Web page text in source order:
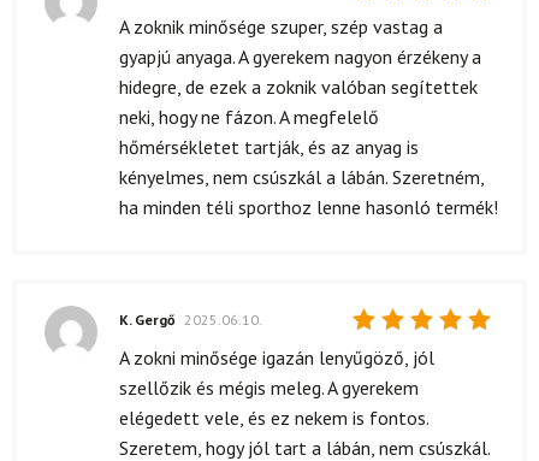
Értékelés:
5
/ 5
A zoknik minősége szuper, szép vastag a
gyapjú anyaga. A gyerekem nagyon érzékeny a
hidegre, de ezek a zoknik valóban segítettek
neki, hogy ne fázon. A megfelelő
hőmérsékletet tartják, és az anyag is
kényelmes, nem csúszkál a lábán. Szeretném,
ha minden téli sporthoz lenne hasonló termék!
Értékelés:
5/ 5
K. Gergő 2025.06.10.
A zokni minősége igazán lenyűgöző, jól
szellőzik és mégis meleg. A gyerekem
elégedett vele, és ez nekem is fontos.
Szeretem, hogy jól tart a lábán, nem csúszkál.